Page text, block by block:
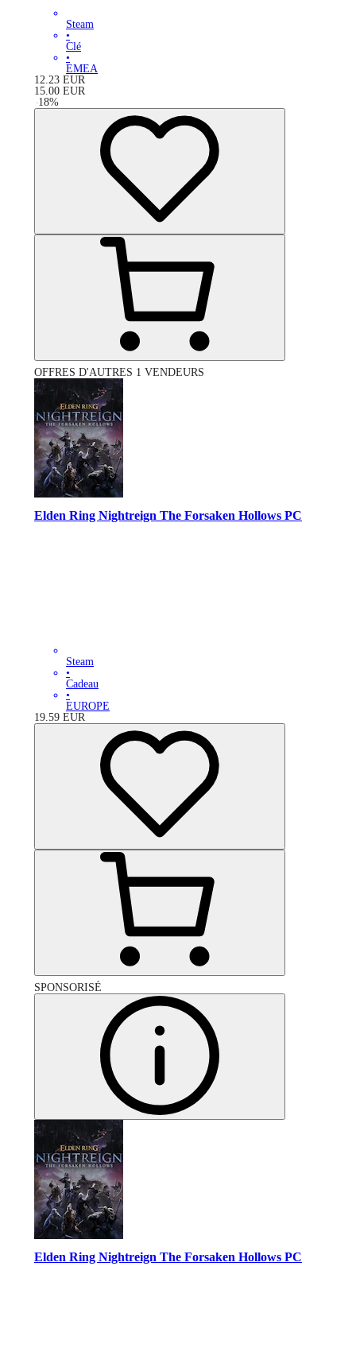
Steam
•
Clé
•
EMEA
12.23 EUR
15.00 EUR
-18%
OFFRES D'AUTRES 1 VENDEURS
Elden Ring Nightreign The Forsaken Hollows PC
Steam
•
Cadeau
•
EUROPE
19.59 EUR
SPONSORISÉ
Elden Ring Nightreign The Forsaken Hollows PC